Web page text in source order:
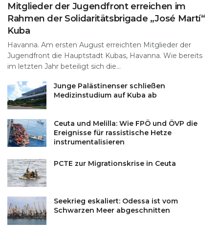
Mitglieder der Jugendfront erreichen im
Rahmen der Solidaritätsbrigade „José Martí“
Kuba
Havanna. Am ersten August erreichten Mitglieder der
Jugendfront die Hauptstadt Kubas, Havanna. Wie bereits
im letzten Jahr beteiligt sich die...
Junge Palästinenser schließen
Medizinstudium auf Kuba ab
Ceuta und Melilla: Wie FPÖ und ÖVP die
Ereignisse für rassistische Hetze
instrumentalisieren
PCTE zur Migrationskrise in Ceuta
Seekrieg eskaliert: Odessa ist vom
Schwarzen Meer abgeschnitten